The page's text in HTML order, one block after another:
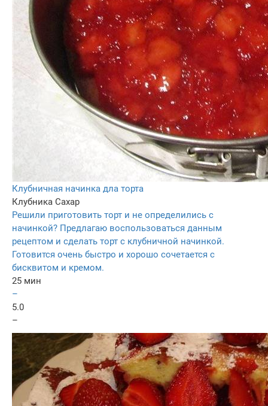
Клубничная начинка дла торта
Клубника Сахар
Решили приготовить торт и не определились с
начинкой? Предлагаю воспользоваться данным
рецептом и сделать торт с клубничной начинкой.
Готовится очень быстро и хорошо сочетается с
бисквитом и кремом.
25 мин
–
5.0
–